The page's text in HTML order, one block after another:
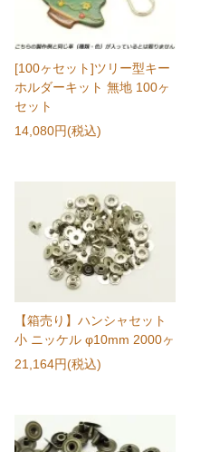
[100ヶセット]ツリー型キー
ホルダーキット 無地 100ヶ
セット
14,080円(税込)
【箱売り】ハンシャセット
小 ニッケル φ10mm 2000ヶ
21,164円(税込)